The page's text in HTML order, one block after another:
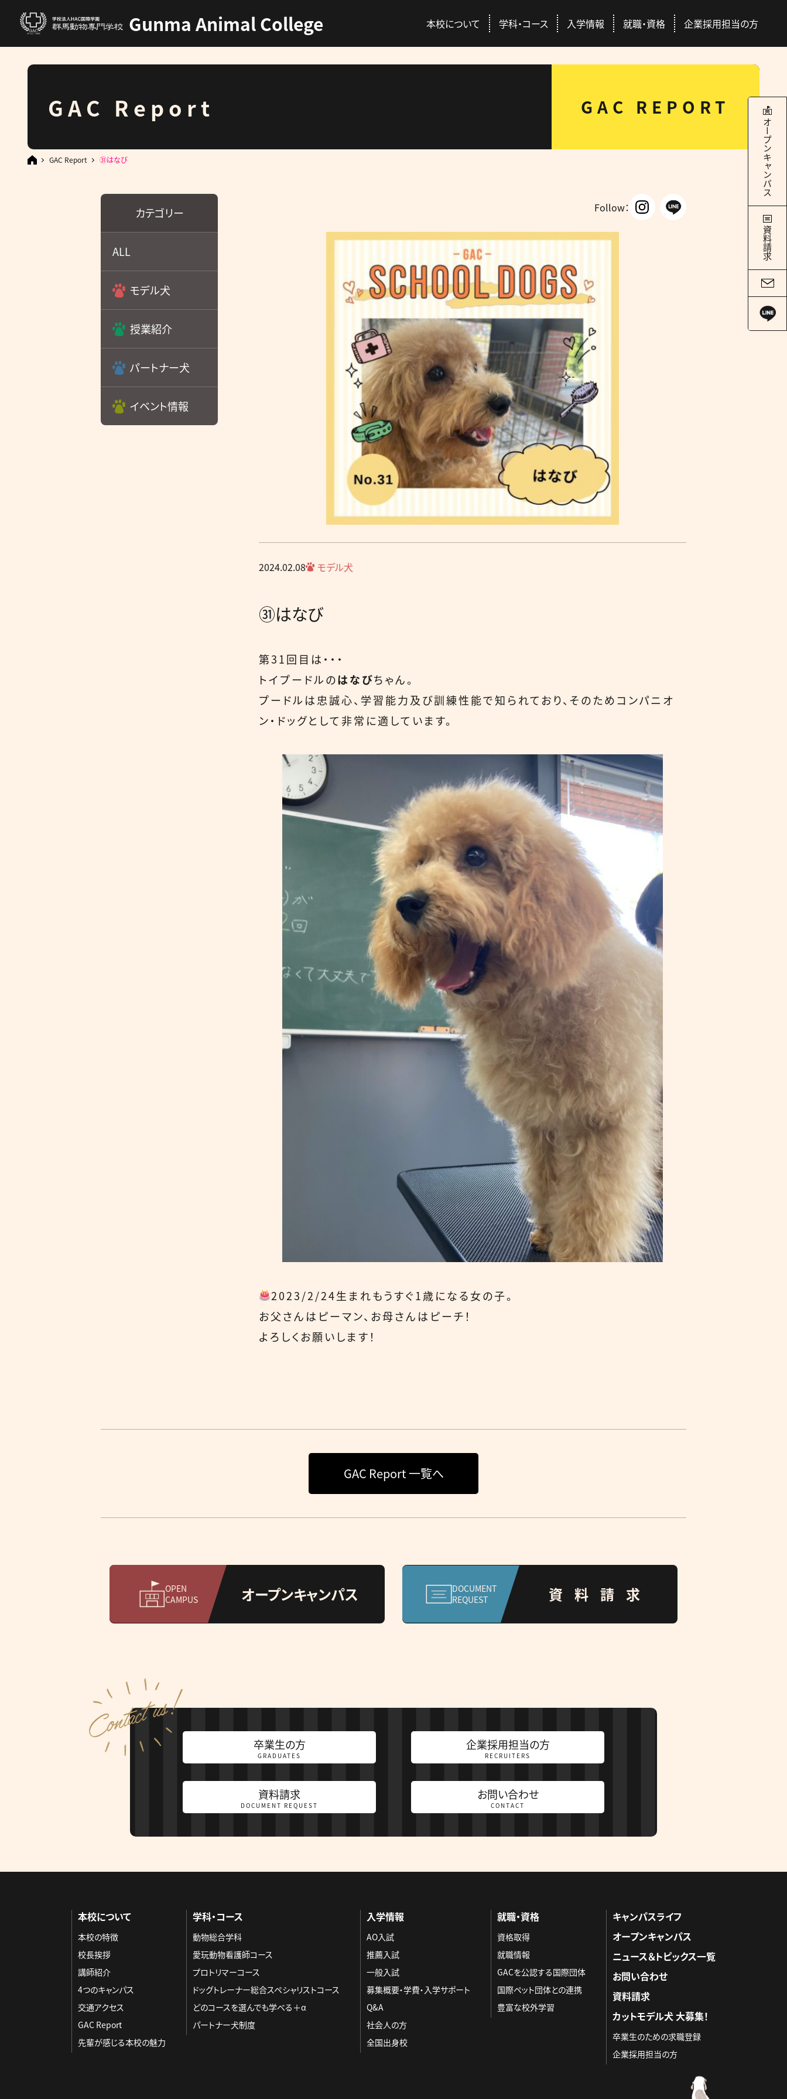
Gunma Animal College 本校について
ABOUT US
本校の特徴
4つのキャンパス
GAC Report
学科・コース
COURSES
動物総合学科
ドッグトレーナー
どのコースを選んでも
学べる＋α
パートナー犬制度
入学情報
ENTRANCE EXAMINATION INFORMATION
AO入試
Q&A
全国出身校
就職・資格
CERTIFICATION / SEEK EMPLYMENT
資格取得
国際ペット団体との連携
企業採用担当の方
オープンキャンパス
資料請求
GAC Report GAC REPORT
GAC Report ㉛はなび
カテゴリー
ALL
モデル犬
授業紹介
パートナー犬
イベント情報
Follow：
2024.02.08 モデル犬
㉛はなび
第31回目は・・・
トイプードルのはなびちゃん。
プードルは忠誠心、学習能力及び訓練性能で知られており、そのためコンパニオ
ン・ドッグとして非常に適しています。
2023/2/24生まれもうすぐ1歳になる女の子。
お父さんはピーマン、お母さんはピーチ！
よろしくお願いします！
GAC Report 一覧へ
OPEN
CAMPUS
オープンキャンパス
DOCUMENT
REQUEST
資料請求
卒業生の方
GRADUATES
企業採用担当の方
RECRUITERS
資料請求
DOCUMENT REQUEST
お問い合わせ
CONTACT
本校について
本校の特徴
校長挨拶
講師紹介
4つのキャンパス
交通アクセス
GAC Report
先輩が感じる本校の魅力
学科・コース
動物総合学科
愛玩動物看護師コース
プロトリマーコース
ドッグトレーナー総合スペシャリストコース
どのコースを選んでも学べる＋α
パートナー犬制度
入学情報
AO入試
推薦入試
一般入試
募集概要・学費・入学サポート
Q&A
社会人の方
全国出身校
就職・資格
資格取得
就職情報
GACを公認する国際団体
国際ペット団体との連携
豊富な校外学習
キャンパスライフ
オープンキャンパス
ニュース＆トピックス一覧
お問い合わせ
資料請求
カットモデル犬 大募集！
卒業生のための求職登録
企業採用担当の方